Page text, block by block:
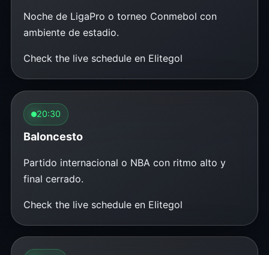
Noche de LigaPro o torneo Conmebol con
ambiente de estadio.
Check the live schedule en Elitegol
20:30
Baloncesto
Partido internacional o NBA con ritmo alto y
final cerrado.
Check the live schedule en Elitegol